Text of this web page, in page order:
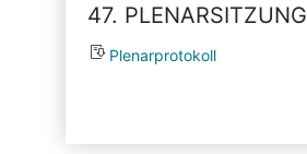
47. PLENARSITZUNG
Plenarprotokoll